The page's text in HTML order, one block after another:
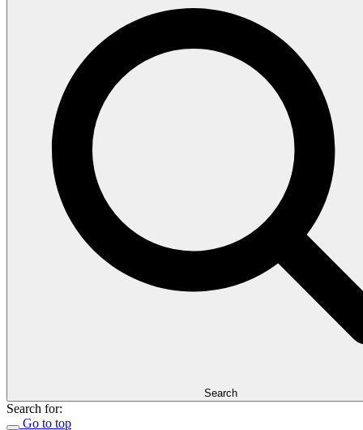
Search
Search for:
Go to top